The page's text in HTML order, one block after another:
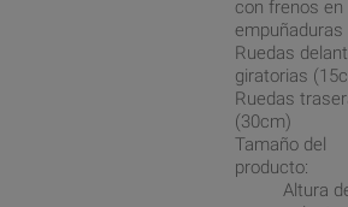
con frenos en
empuñaduras
Ruedas
giratorias
Ruedas
(30cm)
Tamaño del
producto:
Altura